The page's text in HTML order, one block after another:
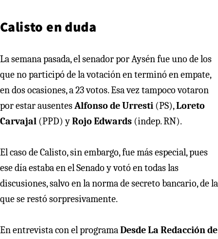
Calisto en duda
La semana pasada, el senador por Aysén fue uno de los
que no participó de la votación en terminó en empate,
en dos ocasiones, a 23 votos. Esa vez tampoco votaron
por estar ausentesAlfonso de Urresti (PS),Loreto
Carvajal (PPD) yRojo Edwards (indep. RN).
El caso de Calisto, sin embargo, fue más especial, pues
ese día estaba en el Senado y votó en todas las
discusiones, salvo en la norma de secreto bancario, de la
que se restó sorpresivamente.
En entrevista con el programaDesde La Redacción de